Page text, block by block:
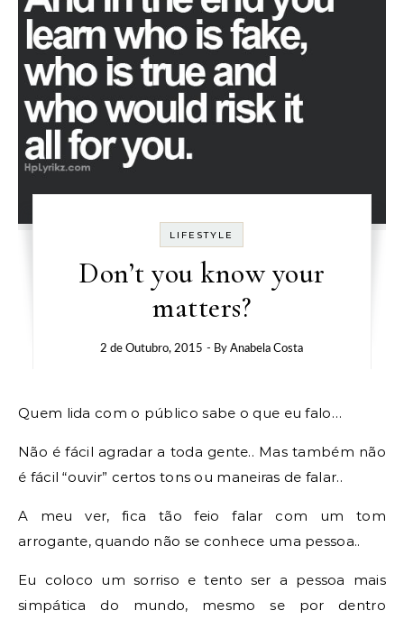
LIFESTYLE
Don’t you know your
matters?
2 de Outubro, 2015 - ByAnabela Costa
Quem lida com o público sabe o que eu falo…
Não é fácil agradar a toda gente.. Mas também não
é fácil “ouvir” certos tons ou maneiras de falar..
A meu ver, fica tão feio falar com um tom
arrogante, quando não se conhece uma pessoa..
Eu coloco um sorriso e tento ser a pessoa mais
simpática do mundo, mesmo se por dentro